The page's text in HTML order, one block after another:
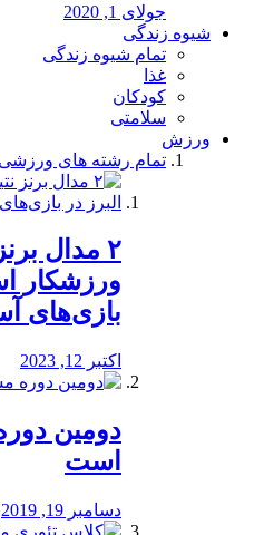
جولای 1, 2020
شیوه زندگی
تمام شیوه زندگی
غذا
کودکان
سلامتی
ورزش
تمام رشته های ورزشی
ورزشکار
بازی‌های
اکتبر 12, 2023
دومین
است
دسامبر 19, 2019